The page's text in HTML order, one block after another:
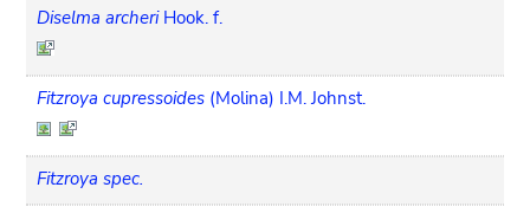
Diselma archeri Hook. f.
Fitzroya cupressoides (Molina) I.M. Johnst.
Fitzroya spec.